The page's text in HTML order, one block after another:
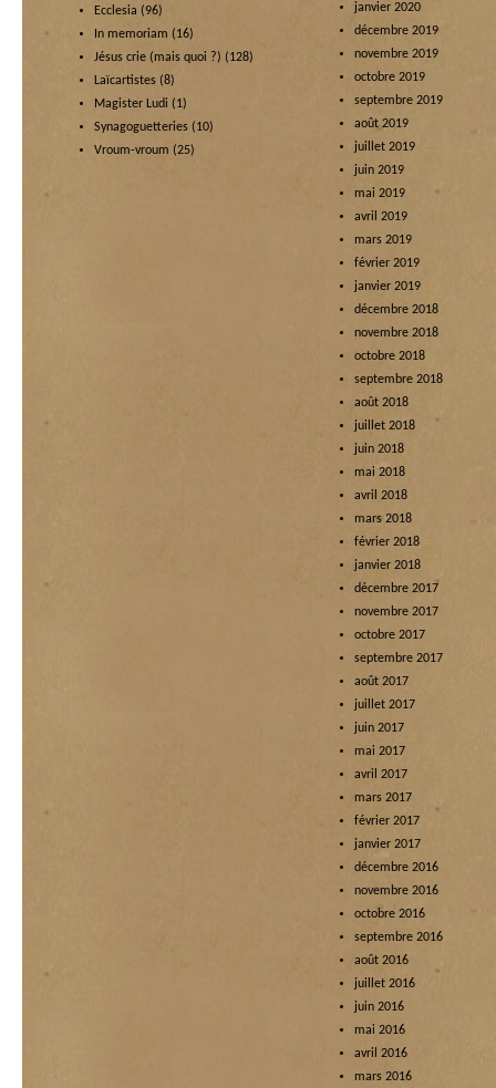
Ecclesia (96)
In memoriam (16)
Jésus crie (mais quoi ?) (128)
Laïcartistes (8)
Magister Ludi (1)
Synagoguetteries (10)
Vroum-vroum (25)
janvier 2020
décembre 2019
novembre 2019
octobre 2019
septembre 2019
août 2019
juillet 2019
juin 2019
mai 2019
avril 2019
mars 2019
février 2019
janvier 2019
décembre 2018
novembre 2018
octobre 2018
septembre 2018
août 2018
juillet 2018
juin 2018
mai 2018
avril 2018
mars 2018
février 2018
janvier 2018
décembre 2017
novembre 2017
octobre 2017
septembre 2017
août 2017
juillet 2017
juin 2017
mai 2017
avril 2017
mars 2017
février 2017
janvier 2017
décembre 2016
novembre 2016
octobre 2016
septembre 2016
août 2016
juillet 2016
juin 2016
mai 2016
avril 2016
mars 2016